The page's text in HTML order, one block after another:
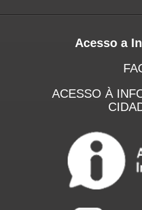
Acesso a
ACESSO À